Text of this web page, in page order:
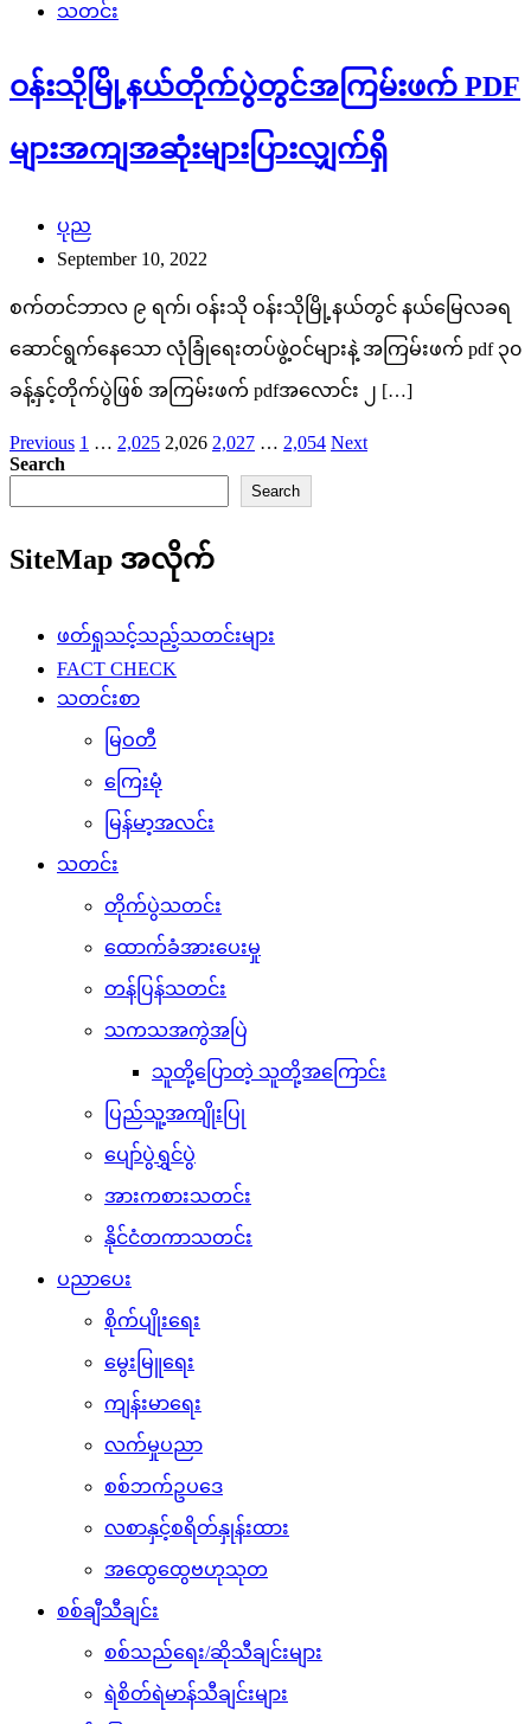
သတင်း
ဝန်းသိုမြို့နယ်တိုက်ပွဲတွင်အကြမ်းဖက် PDF
များအကျအဆုံးများပြားလျှက်ရှိ
ပုည
September 10, 2022
စက်တင်ဘာလ ၉ ရက်၊ ဝန်းသို ဝန်းသိုမြို့နယ်တွင် နယ်မြေလခရ
ဆောင်ရွက်နေသော လုံခြုံရေးတပ်ဖွဲ့ဝင်များနဲ့ အကြမ်းဖက် pdf ၃၀
ခန့်နှင့်တိုက်ပွဲဖြစ် အကြမ်းဖက် pdfအလောင်း ၂ […]
Posts
pagination
Previous 1 … 2,025 2,026 2,027 … 2,054 Next
Search
Search
SiteMap အလိုက်
ဖတ်ရှုသင့်သည့်သတင်းများ
FACT CHECK
သတင်းစာ
မြဝတီ
ကြေးမုံ
မြန်မာ့အလင်း
သတင်း
တိုက်ပွဲသတင်း
ထောက်ခံအားပေးမှု
တန်ပြန်သတင်း
သကသအကွဲအပြဲ
သူတို့ပြောတဲ့ သူတို့အကြောင်း
ပြည်သူ့အကျိုးပြု
ပျော်ပွဲရွှင်ပွဲ
အားကစားသတင်း
နိုင်ငံတကာသတင်း
ပညာပေး
စိုက်ပျိုးရေး
မွေးမြူရေး
ကျန်းမာရေး
လက်မှုပညာ
စစ်ဘက်ဥပဒေ
လစာနှင့်စရိတ်နှုန်းထား
အထွေထွေဗဟုသုတ
စစ်ချီသီချင်း
စစ်သည်ရေး/ဆိုသီချင်းများ
ရဲစိတ်ရဲမာန်သီချင်းများ